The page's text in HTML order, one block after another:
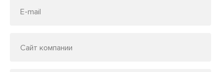
E-mail
Сайт компании